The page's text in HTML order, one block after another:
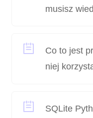
musisz
Co to jest
niej
SQLite